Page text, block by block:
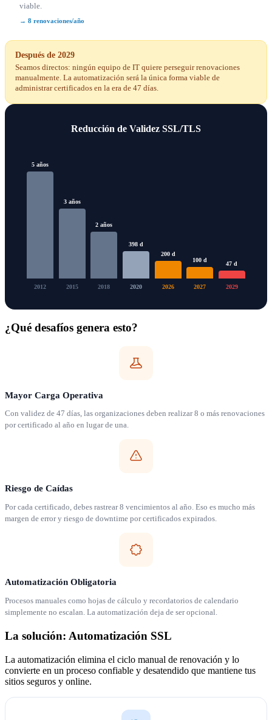
viable.
→ 8 renovaciones/año
Después de 2029
Seamos directos: ningún equipo de IT quiere perseguir renovaciones
manualmente. La automatización será la única forma viable de
administrar certificados en la era de 47 días.
Reducción de Validez SSL/TLS
5 años
2012
3 años
2015
2 años
2018
398 d
2020
200 d
2026
100 d
2027
47 d
2029
¿Qué desafíos genera esto?
Mayor Carga Operativa
Con validez de 47 días, las organizaciones deben realizar 8 o más renovaciones
por certificado al año en lugar de una.
Riesgo de Caídas
Por cada certificado, debes rastrear 8 vencimientos al año. Eso es mucho más
margen de error y riesgo de downtime por certificados expirados.
Automatización Obligatoria
Procesos manuales como hojas de cálculo y recordatorios de calendario
simplemente no escalan. La automatización deja de ser opcional.
La solución: Automatización SSL
La automatización elimina el ciclo manual de renovación y lo
convierte en un proceso confiable y desatendido que mantiene tus
sitios seguros y online.